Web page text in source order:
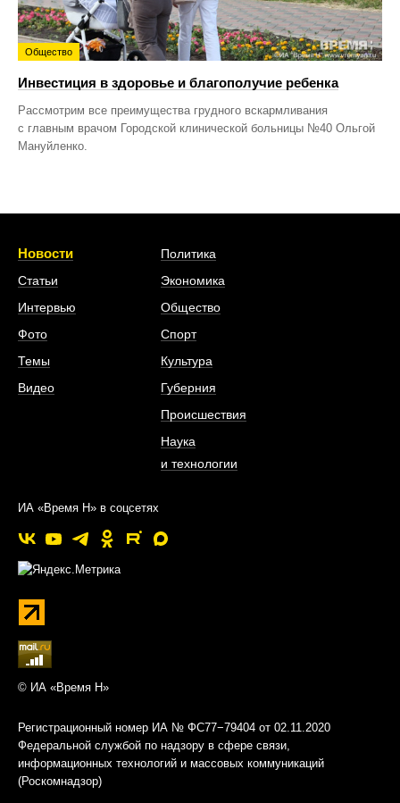
Общество
Инвестиция в здоровье и благополучие ребенка
Рассмотрим все преимущества грудного вскармливания
с главным врачом Городской клинической больницы №40 Ольгой
Мануйленко.
Новости
Статьи
Интервью
Фото
Темы
Видео
Политика
Экономика
Общество
Спорт
Культура
Губерния
Происшествия
Наука
и технологии
ИА «Время Н» в соцсетях
© ИА «Время Н»
Регистрационный номер ИА № ФС77−79404 от 02.11.2020
Федеральной службой по надзору в сфере связи,
информационных технологий и массовых коммуникаций
(Роскомнадзор)